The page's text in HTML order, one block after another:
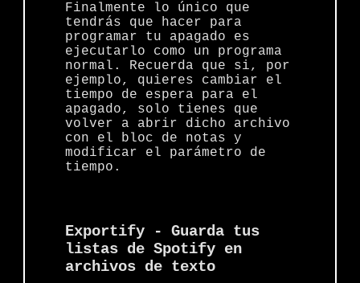
Finalmente lo único que
tendrás que hacer para
programar tu apagado es
ejecutarlo como un programa
normal. Recuerda que si, por
ejemplo, quieres cambiar el
tiempo de espera para el
apagado, solo tienes que
volver a abrir dicho archivo
con el bloc de notas y
modificar el parámetro de
tiempo.
Exportify - Guarda tus
listas de Spotify en
archivos de texto